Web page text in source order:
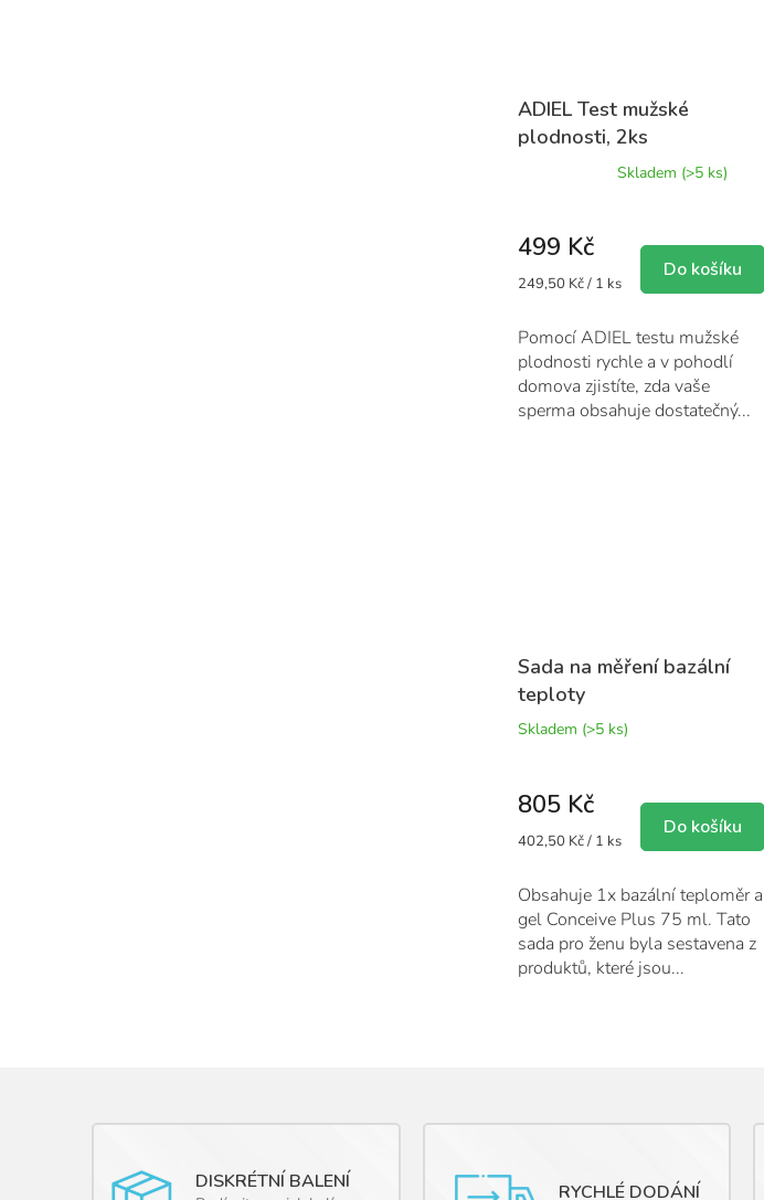
ADIEL Test mužské
plodnosti, 2ks
1,0
5
Skladem (>5 ks)
499 Kč
Měrná
249,50 Kč / 1 ks
Do košíku
Pomocí ADIEL testu mužské
plodnosti rychle a v pohodlí
domova zjistíte, zda vaše
sperma obsahuje dostatečný...
Sada na měření bazální
teploty
Skladem (>5 ks)
805 Kč
Měrná
402,50 Kč / 1 ks
Do košíku
Obsahuje 1x bazální teploměr a
gel Conceive Plus 75 ml. Tato
sada pro ženu byla sestavena z
produktů, které jsou...
DISKRÉTNÍ BALENÍ RYCHLÉ DODÁNÍ